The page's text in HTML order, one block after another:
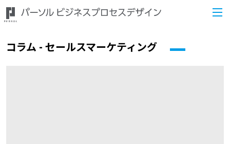
コラム - セールスマーケティング